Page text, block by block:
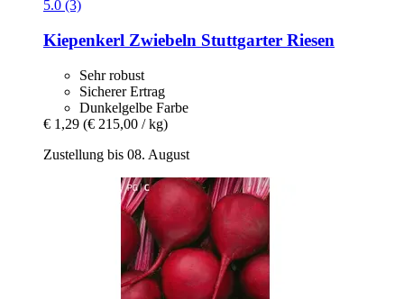
5.0 (3)
Kiepenkerl Zwiebeln Stuttgarter Riesen
Sehr robust
Sicherer Ertrag
Dunkelgelbe Farbe
€ 1,29 (€ 215,00 / kg)
Zustellung bis 08. August